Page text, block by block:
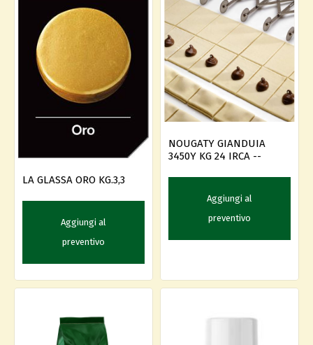
LA GLASSA ORO KG.3,3
Aggiungi al
preventivo
NOUGATY GIANDUIA
3450Y KG 24 IRCA --
Aggiungi al
preventivo